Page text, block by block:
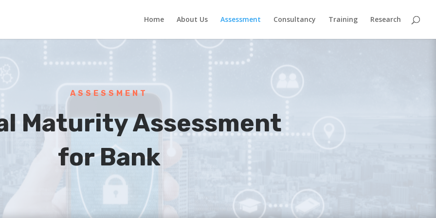
Home About Us Assessment Consultancy Training Research
ASSESSMENT
Maturity Assessment
for Bank